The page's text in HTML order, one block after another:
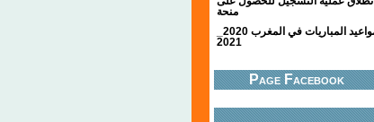
منحة
2021
Page Facebook